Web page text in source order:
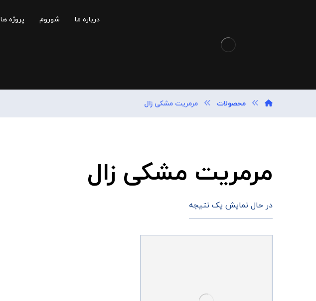
درباره ما شوروم پروژه ها
محصولات مرمریت مشکی زال
مرمریت مشکی زال
در حال نمایش یک نتیجه